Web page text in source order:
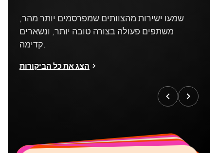
שמעו ישירות מהצוותים שמפרסמים יותר מהר,
משתפים פעולה בצורה טובה יותר, ונשארים
קדימה.
הצג את כל הביקורות